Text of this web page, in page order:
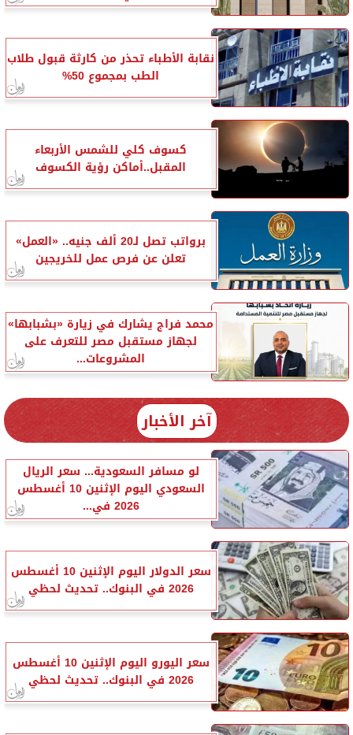
نقابة الأطباء تحذر من كارثة قبول طلاب
الطب بمجموع 50%
كسوف كلي للشمس الأربعاء
المقبل..أماكن رؤية الكسوف
برواتب تصل لـ20 ألف جنيه.. «العمل»
تعلن عن فرص عمل للخريجين
محمد فراج يشارك في زيارة «بشبابها»
لجهاز مستقبل مصر للتعرف على
المشروعات...
آخر الأخبار
لو مسافر السعودية... سعر الريال
السعودي اليوم الإثنين 10 أغسطس
2026 في...
سعر الدولار اليوم الإثنين 10 أغسطس
2026 في البنوك.. تحديث لحظي
سعر اليورو اليوم الإثنين 10 أغسطس
2026 في البنوك.. تحديث لحظي